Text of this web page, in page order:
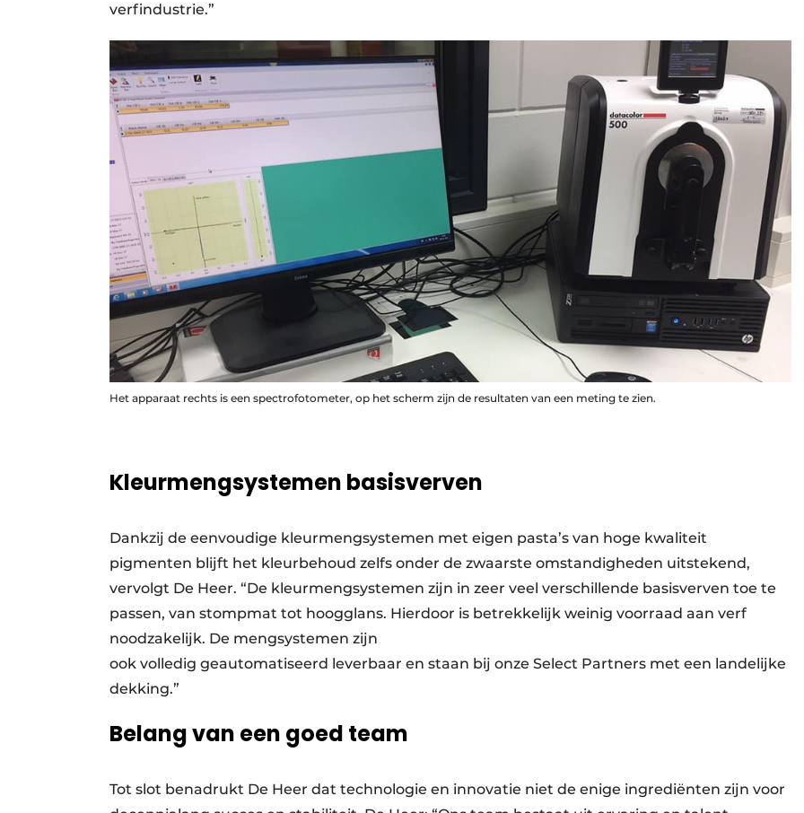
verfindustrie.”
Het apparaat rechts is een spectrofotometer, op het scherm zijn de resultaten van een meting te zien.
Kleurmengsystemen basisverven
Dankzij de eenvoudige kleurmengsystemen met eigen pasta’s van hoge kwaliteit
pigmenten blijft het kleurbehoud zelfs onder de zwaarste omstandigheden uitstekend,
vervolgt De Heer. “De kleurmengsystemen zijn in zeer veel verschillende basisverven toe te
passen, van stompmat tot hoogglans. Hierdoor is betrekkelijk weinig voorraad aan verf
noodzakelijk. De mengsystemen zijn
ook volledig geautomatiseerd leverbaar en staan bij onze Select Partners met een landelijke
dekking.”
Belang van een goed team
Tot slot benadrukt De Heer dat technologie en innovatie niet de enige ingrediënten zijn voor